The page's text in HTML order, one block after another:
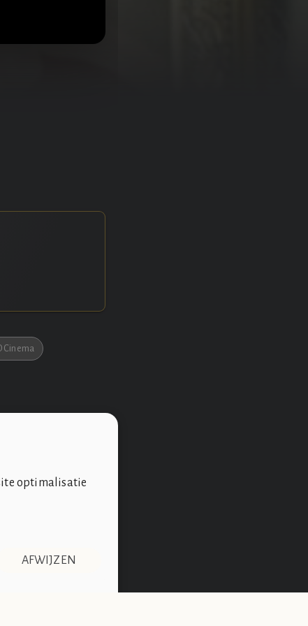
optimalisatie
AFWIJZEN
Cinema